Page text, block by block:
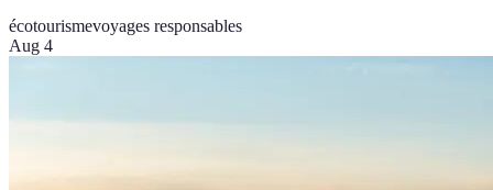
écotourismevoyages responsables
Aug 4